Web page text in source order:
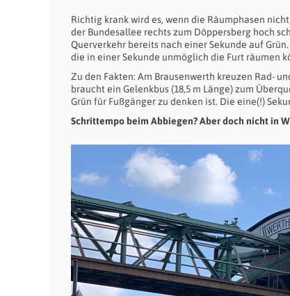
Richtig krank wird es, wenn die Räumphasen
der Bundesallee rechts zum Döppersberg hoch
Querverkehr bereits nach einer Sekunde auf
die in einer Sekunde unmöglich die Furt räumen
Zu den Fakten: Am Brausenwerth kreuzen Rad-
braucht ein Gelenkbus (18,5 m Länge) zum
Grün für Fußgänger zu denken ist. Die eine(!)
Schrittempo beim Abbiegen? Aber doch nicht in